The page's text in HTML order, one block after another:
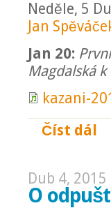
Neděle, 5
Jan
Jan 20:
Magdalská
kazani-
Číst dál
Dub 4, 2015
O